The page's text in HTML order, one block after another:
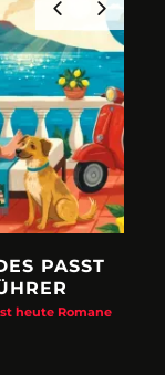
PASST
heute Romane